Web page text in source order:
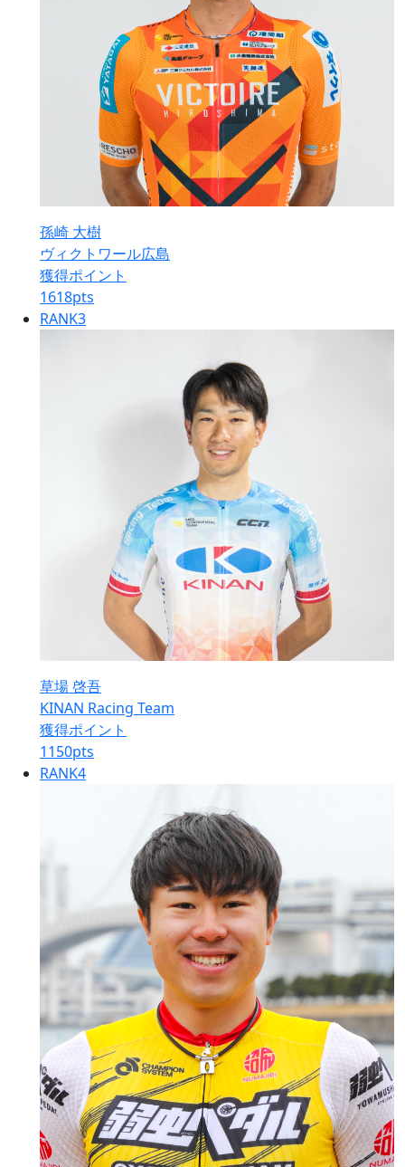
孫崎 大樹
ヴィクトワール広島
獲得ポイント
1618pts
RANK3
草場 啓吾
KINAN Racing Team
獲得ポイント
1150pts
RANK4